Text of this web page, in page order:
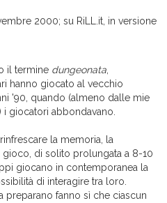
2000; su RiLL.it, in versione
il termine dungeonata
hanno giocato al vecchio
'90, quando (almeno dalle mie
giocatori abbondavano.
la memoria, la
gioco, di solito prolungata a 8-10
giocano in contemporanea la
di interagire tra loro.
preparano fanno sì che ciascun